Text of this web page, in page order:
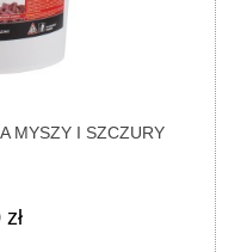
MYSZY I SZCZURY